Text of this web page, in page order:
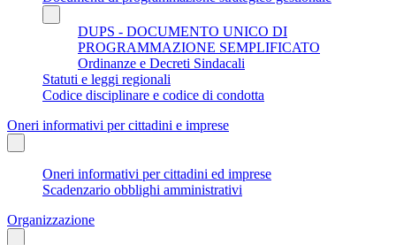
DUPS - DOCUMENTO UNICO DI
PROGRAMMAZIONE SEMPLIFICATO
Ordinanze e Decreti Sindacali
Statuti e leggi regionali
Codice disciplinare e codice di condotta
Oneri informativi per cittadini e imprese
Oneri informativi per cittadini ed imprese
Scadenzario obblighi amministrativi
Organizzazione